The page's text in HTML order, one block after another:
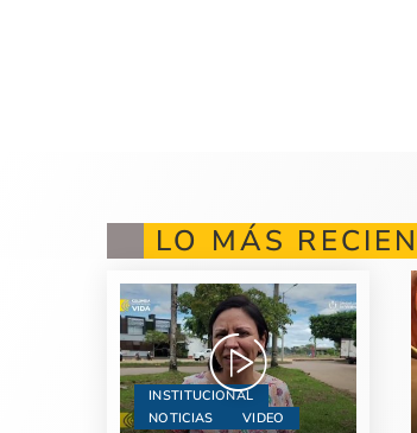
LO MÁS
INSTITUCIONAL
NOTICIAS
VIDEO